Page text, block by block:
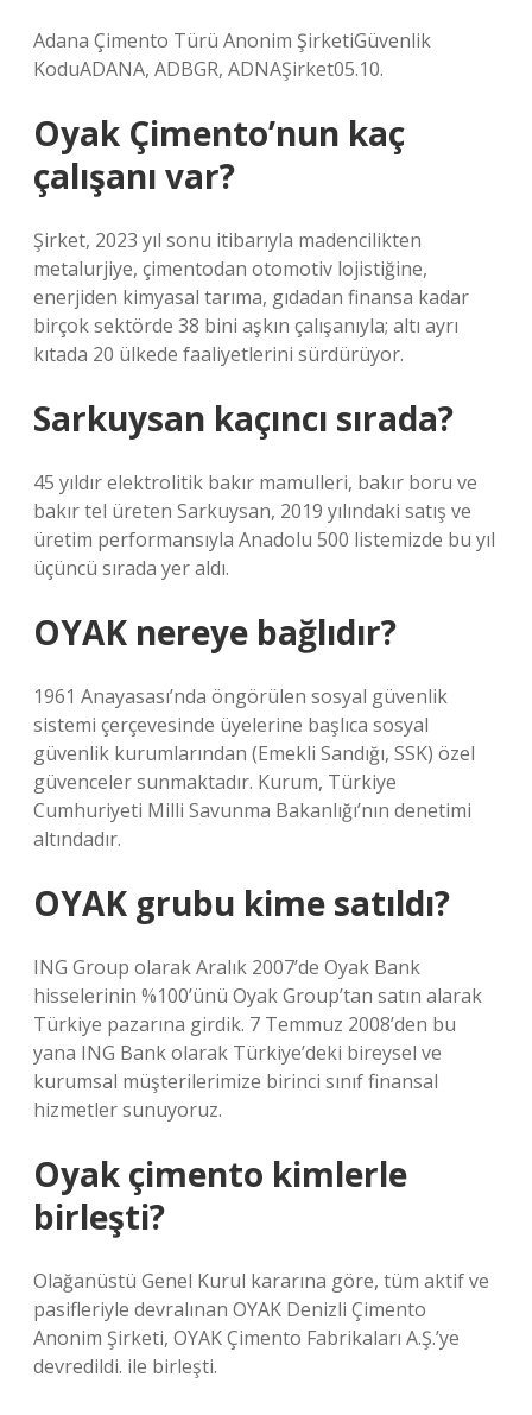
Adana Çimento Türü Anonim ŞirketiGüvenlik
KoduADANA, ADBGR, ADNAŞirket05.10.
Oyak Çimento’nun kaç
çalışanı var?
Şirket, 2023 yıl sonu itibarıyla madencilikten
metalurjiye, çimentodan otomotiv lojistiğine,
enerjiden kimyasal tarıma, gıdadan finansa kadar
birçok sektörde 38 bini aşkın çalışanıyla; altı ayrı
kıtada 20 ülkede faaliyetlerini sürdürüyor.
Sarkuysan kaçıncı sırada?
45 yıldır elektrolitik bakır mamulleri, bakır boru ve
bakır tel üreten Sarkuysan, 2019 yılındaki satış ve
üretim performansıyla Anadolu 500 listemizde bu yıl
üçüncü sırada yer aldı.
OYAK nereye bağlıdır?
1961 Anayasası’nda öngörülen sosyal güvenlik
sistemi çerçevesinde üyelerine başlıca sosyal
güvenlik kurumlarından (Emekli Sandığı, SSK) özel
güvenceler sunmaktadır. Kurum, Türkiye
Cumhuriyeti Milli Savunma Bakanlığı’nın denetimi
altındadır.
OYAK grubu kime satıldı?
ING Group olarak Aralık 2007’de Oyak Bank
hisselerinin %100’ünü Oyak Group’tan satın alarak
Türkiye pazarına girdik. 7 Temmuz 2008’den bu
yana ING Bank olarak Türkiye’deki bireysel ve
kurumsal müşterilerimize birinci sınıf finansal
hizmetler sunuyoruz.
Oyak çimento kimlerle
birleşti?
Olağanüstü Genel Kurul kararına göre, tüm aktif ve
pasifleriyle devralınan OYAK Denizli Çimento
Anonim Şirketi, OYAK Çimento Fabrikaları A.Ş.’ye
devredildi. ile birleşti.